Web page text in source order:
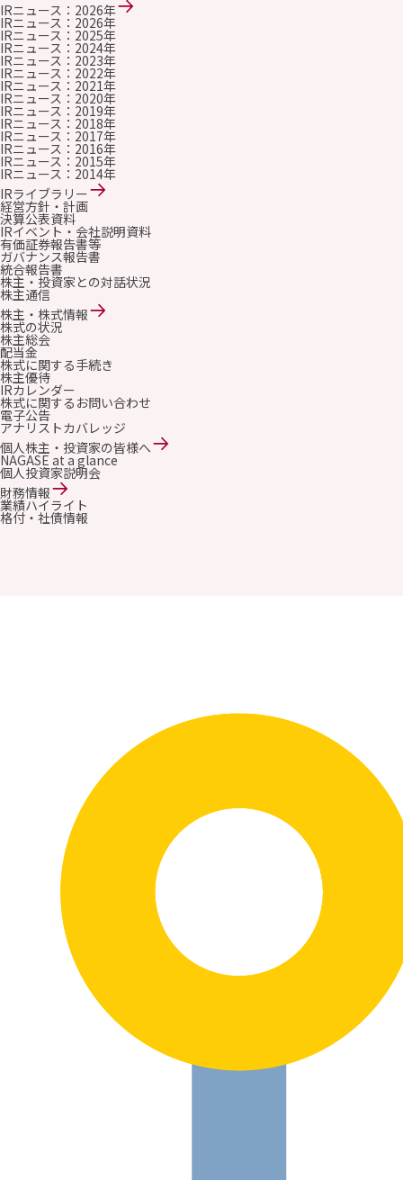
IRニュース：2026年
IRニュース：2026年
IRニュース：2025年
IRニュース：2024年
IRニュース：2023年
IRニュース：2022年
IRニュース：2021年
IRニュース：2020年
IRニュース：2019年
IRニュース：2018年
IRニュース：2017年
IRニュース：2016年
IRニュース：2015年
IRニュース：2014年
IRライブラリー
経営方針・計画
決算公表資料
IRイベント・会社説明資料
有価証券報告書等
ガバナンス報告書
統合報告書
株主・投資家との対話状況
株主通信
株主・株式情報
株式の状況
株主総会
配当金
株式に関する手続き
株主優待
IRカレンダー
株式に関するお問い合わせ
電子公告
アナリストカバレッジ
個人株主・投資家の皆様へ
NAGASE at a glance
個人投資家説明会
財務情報
業績ハイライト
格付・社債情報